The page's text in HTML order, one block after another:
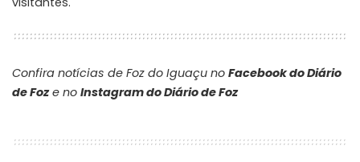
Confira notícias de Foz do Iguaçu no Facebook do Diário
de Foze no Instagram do Diário de Foz